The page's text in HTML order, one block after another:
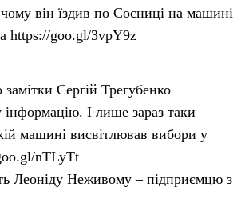
він їздив по Сосниці на машині
https://goo.gl/3vpY9z
Сергій Трегубенко
інформацію. І лише зараз таки
машині висвітлював вибори у
nTLyTt
Леоніду Неживому – підприємцю з